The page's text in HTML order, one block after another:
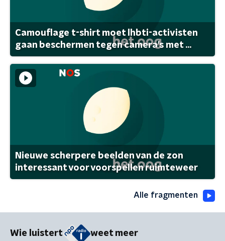
Camouflage t-shirt moet lhbti-activisten
gaan beschermen tegen camera's met ...
Nieuwe scherpere beelden van de zon
interessant voor voorspellen ruimteweer
Alle fragmenten
Wie luistert weet meer